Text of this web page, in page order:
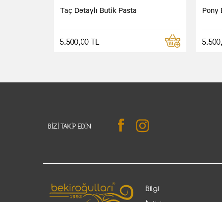
Taç Detaylı Butik Pasta
5.500,00 TL
Pony
BIZI TAKIP EDIN
Bilgi